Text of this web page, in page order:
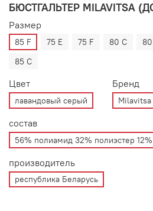
БЮСТГАЛЬТЕР MILAVITSA
Размер
85 F 75 E 75 F 80 C
85 C
Цвет
лавандовый серый
Бренд
Milavitsa
состав
56% полиамид 32% полиэстер 12%
производитель
республика Беларусь